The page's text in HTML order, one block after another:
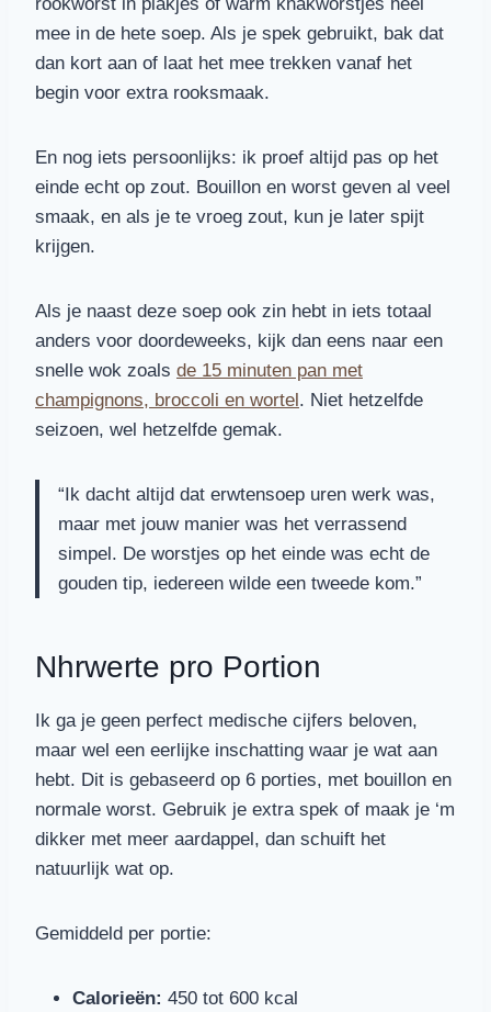
mee in de hete soep. Als je spek gebruikt, bak dat
dan kort aan of laat het mee trekken vanaf het
begin voor extra rooksmaak.
En nog iets persoonlijks: ik proef altijd pas op het
einde echt op zout. Bouillon en worst geven al veel
smaak, en als je te vroeg zout, kun je later spijt
krijgen.
Als je naast deze soep ook zin hebt in iets totaal
anders voor doordeweeks, kijk dan eens naar een
snelle wok zoals de 15 minuten pan met
champignons, broccoli en wortel. Niet hetzelfde
seizoen, wel hetzelfde gemak.
“Ik dacht altijd dat erwtensoep uren werk was,
maar met jouw manier was het verrassend
simpel. De worstjes op het einde was echt de
gouden tip, iedereen wilde een tweede kom.”
Nhrwerte pro Portion
Ik ga je geen perfect medische cijfers beloven,
maar wel een eerlijke inschatting waar je wat aan
hebt. Dit is gebaseerd op 6 porties, met bouillon en
normale worst. Gebruik je extra spek of maak je ‘m
dikker met meer aardappel, dan schuift het
natuurlijk wat op.
Gemiddeld per portie:
Calorieën: 450 tot 600 kcal